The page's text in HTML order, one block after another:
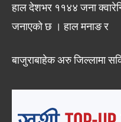
हाल देशभर ११४४ जना
जनाएको छ । हाल मनाङ र
बाजुराबाहेक अरु जिल्लामा